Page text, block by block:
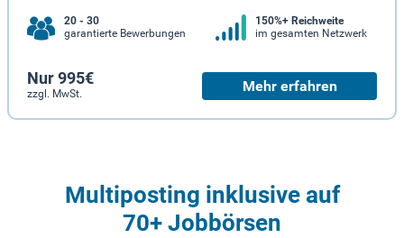
20 - 30
garantierte Bewerbungen
150%+ Reichweite
im gesamten Netzwerk
Nur 995€
zzgl. MwSt. Mehr erfahren
Multiposting inklusive auf
70+ Jobbörsen